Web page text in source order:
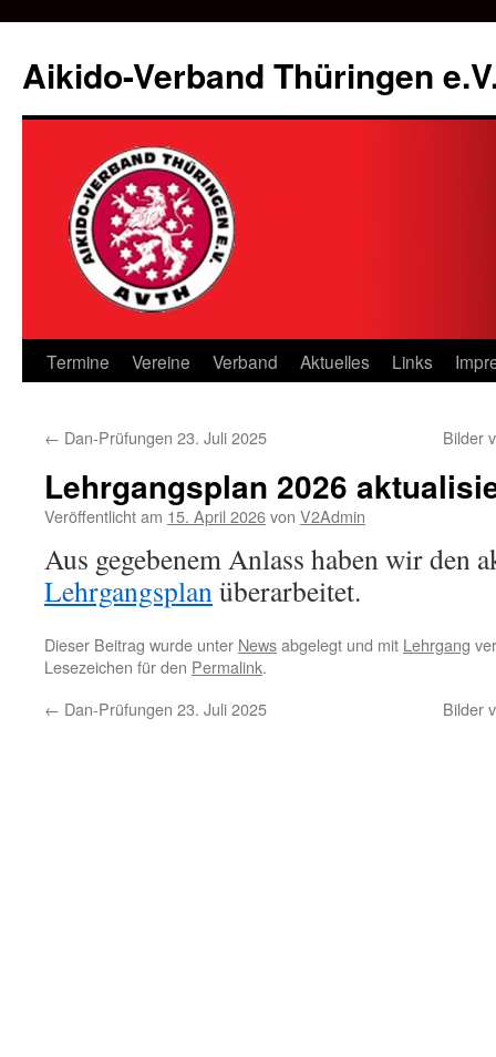
springen
Aikido-Verband Thüringen
Termine Vereine Verband Aktuelles Links
← Dan-Prüfungen 23. Juli 2025 Bilder
Lehrgangsplan 2026
Veröffentlicht am 15. April 2026von V2Admin
Aus gegebenem Anlass haben wir den
Lehrgangsplanüberarbeitet.
Dieser Beitrag wurde unter Newsabgelegt und mit Lehrgang
Lesezeichen für den Permalink.
← Dan-Prüfungen 23. Juli 2025 Bilder